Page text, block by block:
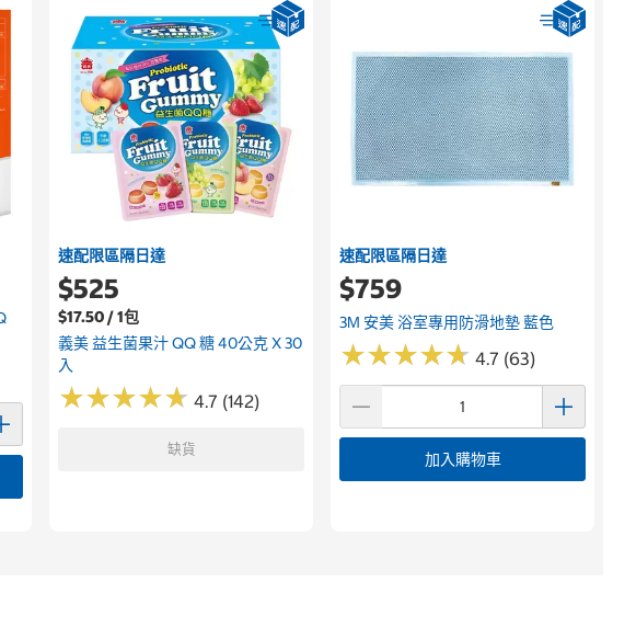
速配限區隔日達
$525
$17.50 / 1包
義美 益生菌果汁 QQ 糖 40公克 X 30
入
★★★★★
★★★★★ 4.7 (142)
缺貨
速配限區隔日達
$759
3M 安美 浴室專用防滑地墊 藍色
★★★★★
★★★★★ 4.7 (63)
加入購物車